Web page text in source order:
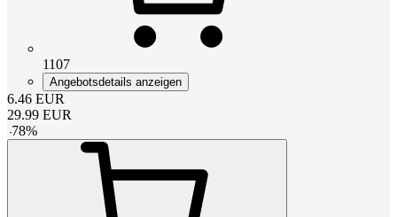
1107
Angebotsdetails anzeigen
6.46 EUR
29.99 EUR
-78%